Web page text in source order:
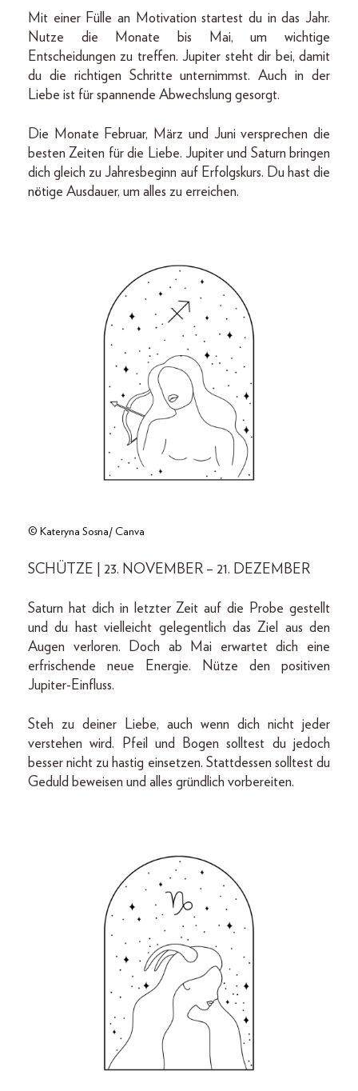
Mit einer Fülle an Motivation startest du in das Jahr.
Nutze die Monate bis Mai, um wichtige
Entscheidungen zu treffen. Jupiter steht dir bei, damit
du die richtigen Schritte unternimmst. Auch in der
Liebe ist für spannende Abwechslung gesorgt.
Die Monate Februar, März und Juni versprechen die
besten Zeiten für die Liebe. Jupiter und Saturn bringen
dich gleich zu Jahresbeginn auf Erfolgskurs. Du hast die
nötige Ausdauer, um alles zu erreichen.
© Kateryna Sosna/ Canva
SCHÜTZE | 23. NOVEMBER – 21. DEZEMBER
Saturn hat dich in letzter Zeit auf die Probe gestellt
und du hast vielleicht gelegentlich das Ziel aus den
Augen verloren. Doch ab Mai erwartet dich eine
erfrischende neue Energie. Nütze den positiven
Jupiter-Einfluss.
Steh zu deiner Liebe, auch wenn dich nicht jeder
verstehen wird. Pfeil und Bogen solltest du jedoch
besser nicht zu hastig einsetzen. Stattdessen solltest du
Geduld beweisen und alles gründlich vorbereiten.